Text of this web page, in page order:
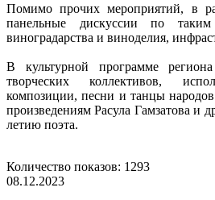
Помимо прочих мероприятий, в
панельные дискуссии по
виноградарства и виноделия,
В культурной программе
творческих коллективов,
композиции, песни и танцы народов
произведениям Расула Гамзатова и
летию поэта.
Количество показов: 1293
08.12.2023